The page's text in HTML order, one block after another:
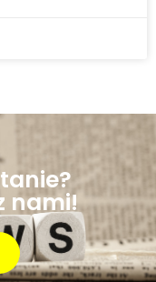
nami!